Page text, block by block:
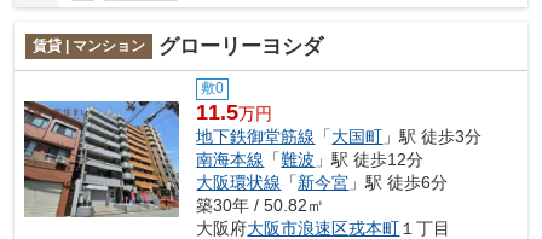
賃貸 | マンション グローリーヨシダ
敷0
11.5万円
地下鉄御堂筋線 「大国町 」駅 徒歩3分
南海本線 「難波 」駅 徒歩12分
大阪環状線 「新今宮 」駅 徒歩6分
築30年 / 50.82㎡
大阪府大阪市浪速区戎本町 １丁目